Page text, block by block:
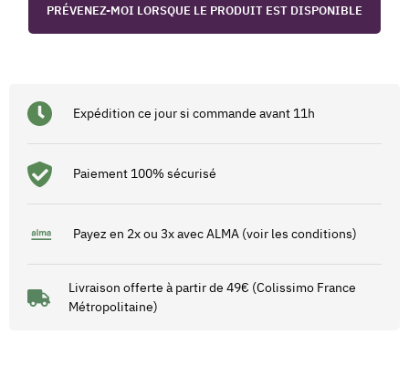
PRÉVENEZ-MOI LORSQUE LE PRODUIT EST DISPONIBLE
Expédition ce jour si commande avant 11h
Paiement 100% sécurisé
Payez en 2x ou 3x avec ALMA (voir les conditions)
Livraison offerte à partir de 49€ (Colissimo France
Métropolitaine)